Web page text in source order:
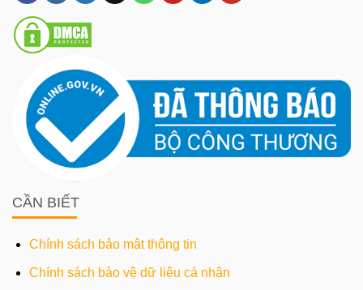
CẦN BIẾT
Chính sách bảo mật thông tin
Chính sách bảo vệ dữ liệu cá nhân